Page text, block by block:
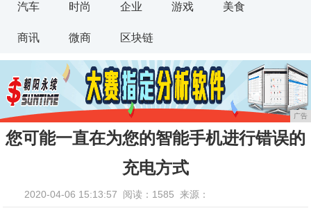
汽车 时尚 企业 游戏 美食
商讯 微商 区块链
广告
您可能一直在为您的智能手机进行错误的
充电方式
2020-04-06 15:13:57 阅读：1585 来源：